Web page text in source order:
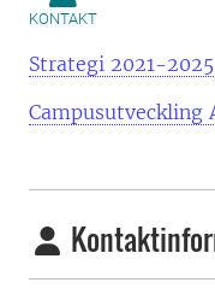
KONTAKT
Strategi 2021-2025
Campusutveckling